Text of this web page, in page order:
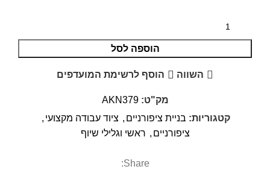
הוספה לסל
השווה הוסף לרשימת המועדפים
מק"ט:AKN379
קטגוריות: בניית ציפורניים , ציוד עבודה מקצועי ,
ציפורניים , ראשי וגלילי שיוף
Share: